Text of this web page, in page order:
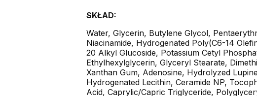
SKŁAD:
Water, Glycerin, Butylene Glycol,
Niacinamide, Hydrogenated Poly(C6-14
20 Alkyl Glucoside, Potassium Cetyl
Ethylhexylglycerin, Glyceryl Stearate,
Xanthan Gum, Adenosine, Hydrolyzed
Hydrogenated Lecithin, Ceramide NP,
Acid, Caprylic/Capric Triglyceride,